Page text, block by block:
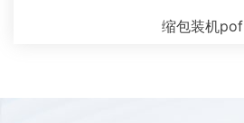
缩包装机pof